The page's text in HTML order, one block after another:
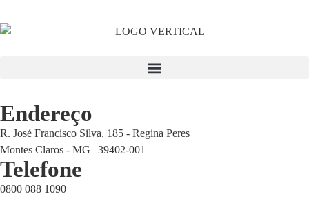
Endereço
R. José Francisco Silva, 185 - Regina Peres
Montes Claros - MG | 39402-001
Telefone
0800 088 1090